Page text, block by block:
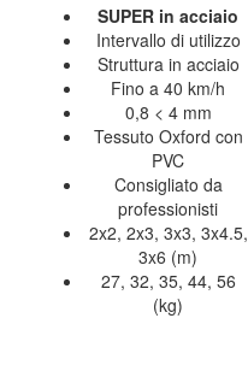
SUPER in acciaio
Intervallo di utilizzo
Struttura in acciaio
Fino a 40 km/h
0,8 < 4 mm
Tessuto Oxford con
PVC
Consigliato da
professionisti
2x2, 2x3, 3x3, 3x4.5,
3x6 (m)
27, 32, 35, 44, 56
(kg)